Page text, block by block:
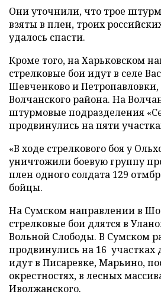
Они уточнили, что трое
взяты в плен, троих
удалось спасти.
Кроме того, на Харьковском
стрелковые бои идут в селе
Шевченково и Петропавловки,
Волчанского района. На
штурмовые подразделения
продвинулись на пяти
«В ходе стрелкового боя у
уничтожили боевую группу
плен одного солдата 129
бойцы.
На Сумском направлении в
стрелковые бои длятся в
Вольной Слободы. В Сумском
продвинулись на 16 участках
идут в Писаревке, Марьино,
окрестностях, в лесных
Иволжанского.